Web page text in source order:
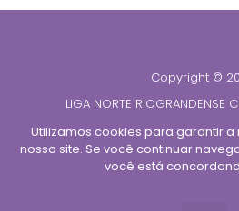
Copyright ©
LIGA NORTE RIOGRANDENSE
CNPJ 08.428.765/
Todos os direitos
Utilizamos cookies para garantir
nosso site. Se você continuar
você está